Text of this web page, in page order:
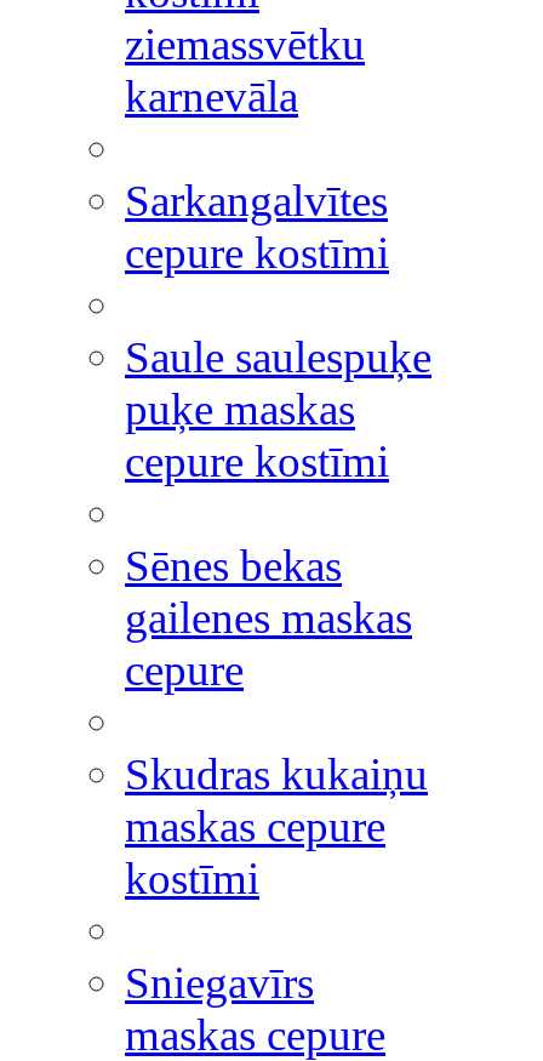
ziemassvētku
karnevāla
Sarkangalvītes
cepure kostīmi
Saule saulespuķe
puķe maskas
cepure kostīmi
Sēnes bekas
gailenes maskas
cepure
Skudras kukaiņu
maskas cepure
kostīmi
Sniegavīrs
maskas cepure